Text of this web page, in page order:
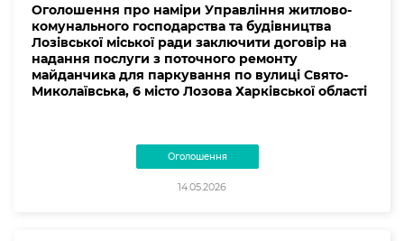
Оголошення про наміри Управління житлово-
комунального господарства та будівництва
Лозівської міської ради заключити договір на
надання послуги з поточного ремонту
майданчика для паркування по вулиці Свято-
Миколаївська, 6 місто Лозова Харківської області
Оголошення
14.05.2026